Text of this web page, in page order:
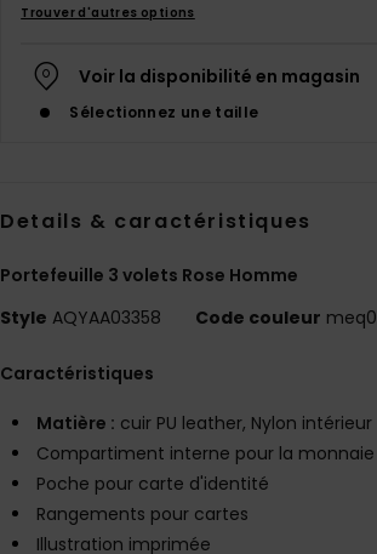
Trouver d'autres options
Voir la disponibilité en magasin
Sélectionnez une taille
Details & caractéristiques
Portefeuille 3 volets Rose Homme
Style AQYAA03358 Code couleur meq0
Caractéristiques
Matière : cuir PU leather, Nylon intérieur
Compartiment interne pour la monnaie
Poche pour carte d'identité
Rangements pour cartes
Illustration imprimée